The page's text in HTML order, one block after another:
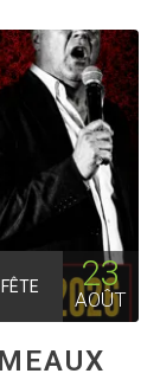
FÊTE 23
AOÛT